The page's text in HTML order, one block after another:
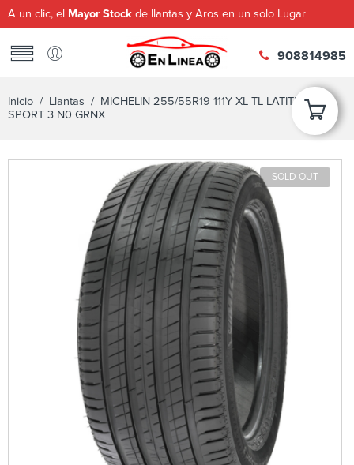
A un clic, el Mayor Stock de llantas y Aros en un solo Lugar
908814985
Inicio / Llantas / MICHELIN 255/55R19 111Y XL TL LATITUDE
SPORT 3 N0 GRNX
SOLD OUT